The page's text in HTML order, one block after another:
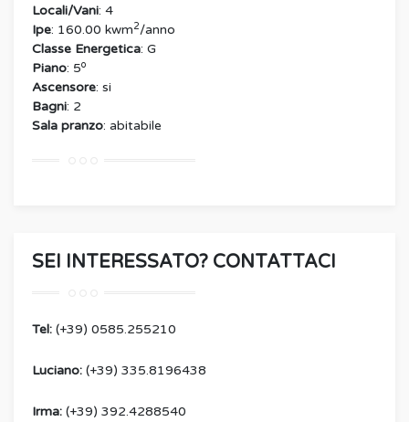
Locali/Vani: 4
Ipe: 160.00 kwm2/anno
Classe Energetica: G
Piano: 5o
Ascensore: si
Bagni: 2
Sala pranzo: abitabile
SEI INTERESSATO? CONTATTACI
Tel: (+39) 0585.255210
Luciano: (+39) 335.8196438
Irma: (+39) 392.4288540